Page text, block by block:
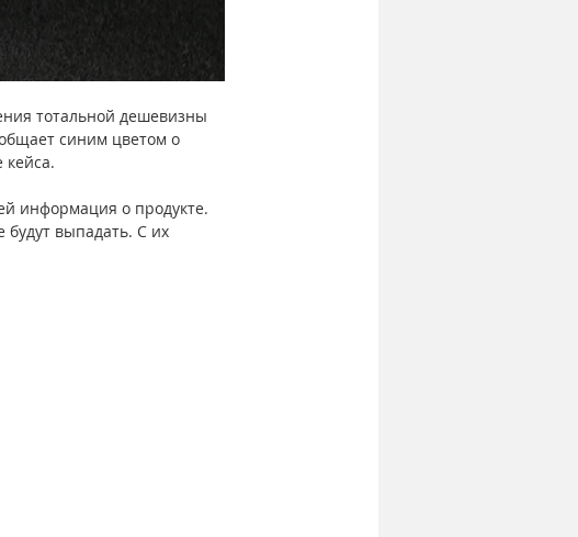
тотальной дешевизны
синим цветом о
кейса.
информация о продукте.
будут выпадать. С их